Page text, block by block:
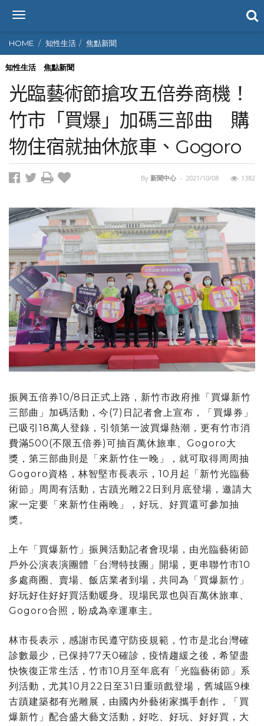
T
g
g
l
n
a
v
i
g
a
t
HOME 知性生活 焦點新聞
知性生活 焦點新聞
光臨藝術節搶攻五倍券商機！
竹市「買爆」加碼三部曲 購
物住宿就抽休旅車、Gogoro
By 新聞中心 - 2021/10/08 1382
振興五倍券10/8日正式上路，新竹市政府推「買爆新竹
三部曲」加碼活動，今(7)日記者會上宣布，「買爆券」
已吸引18萬人登錄，引領第一波買爆熱潮，更有竹市消
費滿500(不限五倍券)可抽百萬休旅車、Gogoro大
獎，第三部曲則是「來新竹住一晚」，就可取得周周抽
Gogoro資格，林智堅市長表示，10月起「新竹光臨藝
術節」周周有活動，古蹟光雕22日到月底登場，邀請大
家一定要「來新竹住兩晚」，好玩、好買還可參加抽
獎。
上午「買爆新竹」振興活動記者會現場，由光臨藝術節
戶外公演表演團體「台灣特技團」開場，更串聯竹市10
多處商圈、賣場、飯店業者到場，共同為「買爆新竹」
好玩好住好好買活動暖身。現場民眾也與百萬休旅車、
Gogoro合照，盼成為幸運車主。
林市長表示，感謝市民遵守防疫規範，竹市是北台灣確
診數最少，已保持77天0確診，疫情趨緩之後，希望盡
快恢復正常生活，竹市10月至年底有「光臨藝術節」系
列活動，尤其10月22日至31日重頭戲登場，舊城區9棟
古蹟建築都有光雕展，由國內外藝術家攜手創作，「買
爆新竹」配合盛大藝文活動，好吃、好玩、好好買，大